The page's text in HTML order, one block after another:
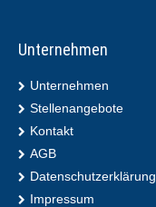
Unternehmen
Unternehmen
Stellenangebote
Kontakt
AGB
Datenschutzerklärung
Impressum